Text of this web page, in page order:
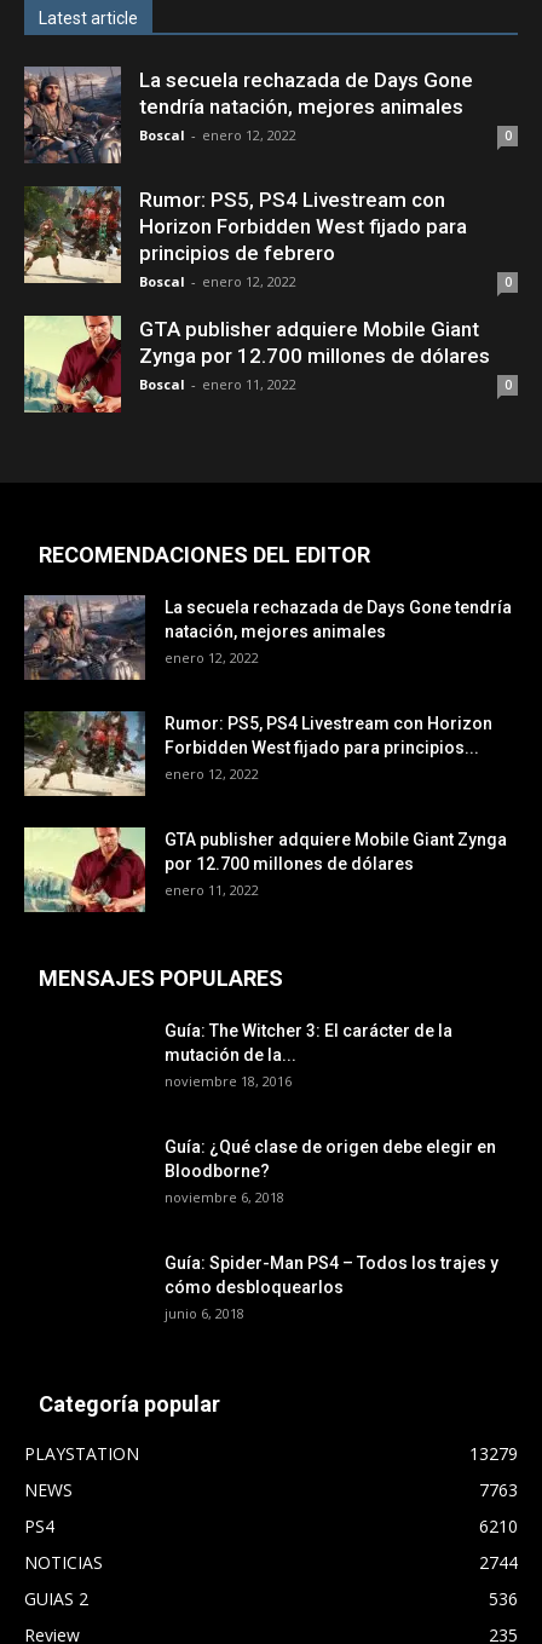
Latest article
La secuela rechazada de Days Gone
tendría natación, mejores animales
Boscal - enero 12, 2022 0
Rumor: PS5, PS4 Livestream con
Horizon Forbidden West fijado para
principios de febrero
Boscal - enero 12, 2022 0
GTA publisher adquiere Mobile Giant
Zynga por 12.700 millones de dólares
Boscal - enero 11, 2022 0
RECOMENDACIONES DEL EDITOR
La secuela rechazada de Days Gone tendría
natación, mejores animales
enero 12, 2022
Rumor: PS5, PS4 Livestream con Horizon
Forbidden West fijado para principios...
enero 12, 2022
GTA publisher adquiere Mobile Giant Zynga
por 12.700 millones de dólares
enero 11, 2022
MENSAJES POPULARES
Guía: The Witcher 3: El carácter de la
mutación de la...
noviembre 18, 2016
Guía: ¿Qué clase de origen debe elegir en
Bloodborne?
noviembre 6, 2018
Guía: Spider-Man PS4 – Todos los trajes y
cómo desbloquearlos
junio 6, 2018
Categoría popular
PLAYSTATION
13279
NEWS
7763
PS4
6210
NOTICIAS
2744
GUIAS 2
536
Review
235